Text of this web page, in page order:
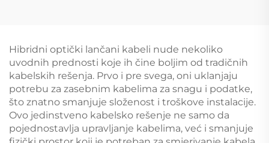
Hibridni optički lančani kabeli nude nekoliko
uvodnih prednosti koje ih čine boljim od tradičnih
kabelskih rešenja. Prvo i pre svega, oni uklanjaju
potrebu za zasebnim kabelima za snagu i podatke,
što znatno smanjuje složenost i troškove instalacije.
Ovo jedinstveno kabelsko rešenje ne samo da
pojednostavlja upravljanje kabelima, već i smanjuje